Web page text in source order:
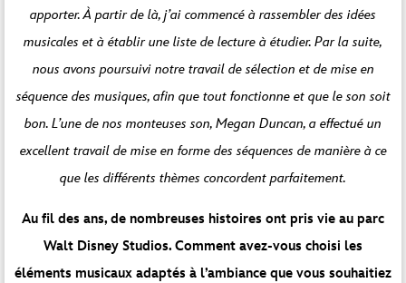
apporter. À partir de là, j’ai commencé à rassembler des idées
musicales et à établir une liste de lecture à étudier. Par la suite,
nous avons poursuivi notre travail de sélection et de mise en
séquence des musiques, afin que tout fonctionne et que le son soit
bon. L’une de nos monteuses son, Megan Duncan, a effectué un
excellent travail de mise en forme des séquences de manière à ce
que les différents thèmes concordent parfaitement.
Au fil des ans, de nombreuses histoires ont pris vie au parc
Walt Disney Studios. Comment avez-vous choisi les
éléments musicaux adaptés à l’ambiance que vous souhaitiez